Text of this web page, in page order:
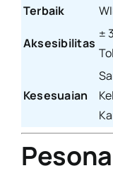
Terbaik
Aksesibilitas
±
Kesesuaian